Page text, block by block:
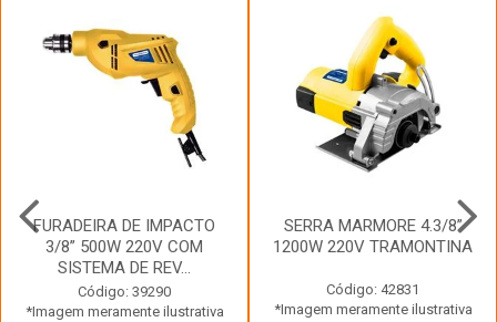
FURADEIRA DE IMPACTO
3/8” 500W 220V COM
SISTEMA DE REV...
Código: 39290
*Imagem meramente ilustrativa
SERRA MARMORE 4.3/8”
1200W 220V TRAMONTINA
Código: 42831
*Imagem meramente ilustrativa